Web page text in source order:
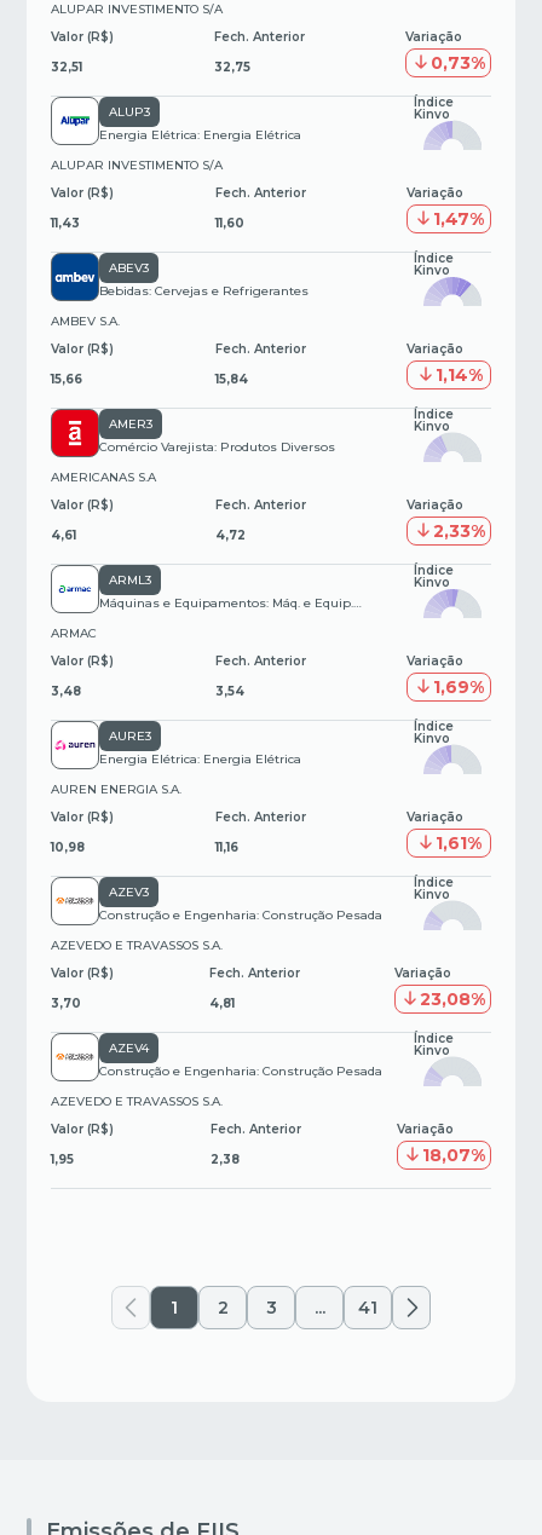
ALUPAR INVESTIMENTO S/A
Valor (R$)
32,51
Fech. Anterior
32,75
Variação
0,73%
ALUP3
Energia Elétrica: Energia Elétrica
ALUPAR INVESTIMENTO S/A
Valor (R$)
11,43
Fech. Anterior
11,60
Variação
1,47%
Índice
Kinvo
ABEV3
Bebidas: Cervejas e Refrigerantes
AMBEV S.A.
Valor (R$)
15,66
Fech. Anterior
15,84
Variação
1,14%
Índice
Kinvo
AMER3
Comércio Varejista: Produtos Diversos
AMERICANAS S.A
Valor (R$)
4,61
Fech. Anterior
4,72
Variação
2,33%
Índice
Kinvo
ARML3
Máquinas e Equipamentos: Máq. e Equip.
ARMAC
Valor (R$)
3,48
Fech. Anterior
3,54
Variação
1,69%
Índice
Kinvo
AURE3
Energia Elétrica: Energia Elétrica
AUREN ENERGIA S.A.
Valor (R$)
10,98
Fech. Anterior
11,16
Variação
1,61%
Índice
Kinvo
AZEV3
Construção e Engenharia: Construção Pesada
AZEVEDO E TRAVASSOS S.A.
Valor (R$)
3,70
Fech. Anterior
4,81
Variação
23,08%
Índice
Kinvo
AZEV4
Construção e Engenharia: Construção Pesada
AZEVEDO E TRAVASSOS S.A.
Valor (R$)
1,95
Fech. Anterior
2,38
Variação
18,07%
Índice
Kinvo
1 2 3 ... 41